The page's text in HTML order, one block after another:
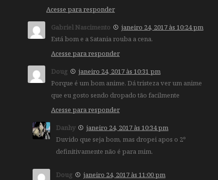
Acesse para responder
Gabriel Nascimento
janeiro 24, 2017 às 10:24 pm
Está bom e a Satania rouba a cena.
Acesse para responder
Doug
janeiro 24, 2017 às 10:31 pm
Porque é um bom anime. Dá tristeza ver um anime
que eu gosto sendo dropado tão facilmente
Acesse para responder
Danhy
janeiro 24, 2017 às 10:34 pm
Duvido que seja bom, mas dropei apos o 2º
definitivamente não é para mim.
Doug
janeiro 24, 2017 às 11:00 pm